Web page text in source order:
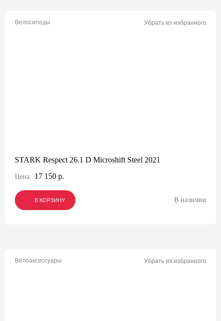
Велосипеды Убрать из избранного
STARK Respect 26.1 D Microshift Steel 2021
Цена: 17 150 р.
В КОРЗИНУ
В КОРЗИНУ
В КОРЗИНУ В наличии
Велоаксессуары Убрать из избранного